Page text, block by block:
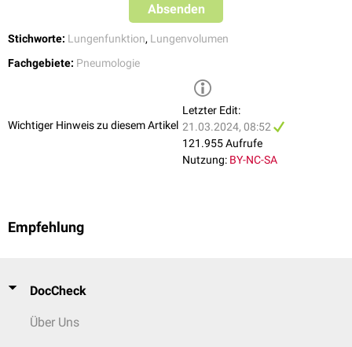
Absenden
Stichworte: Lungenfunktion, Lungenvolumen
Fachgebiete: Pneumologie
Wichtiger Hinweis zu diesem Artikel
Letzter Edit:
21.03.2024, 08:52
121.955 Aufrufe
Nutzung: BY-NC-SA
Empfehlung
DocCheck
Über Uns